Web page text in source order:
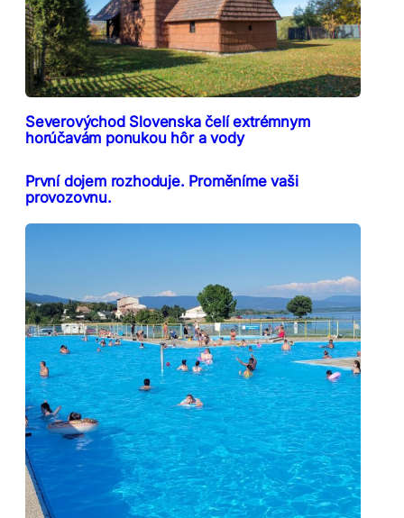
Severovýchod Slovenska čelí extrémnym
horúčavám ponukou hôr a vody
První dojem rozhoduje. Proměníme vaši
provozovnu.